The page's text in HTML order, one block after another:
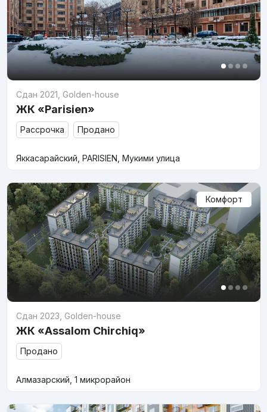
Сдан 2021 Golden-house
ЖК «Parisien»
Рассрочка Продано
Яккасарайский, PARISIEN, Мукими улица
Комфорт
Сдан 2023 Golden-house
ЖК «Assalom Chirchiq»
Продано
Алмазарский, 1 микрорайон